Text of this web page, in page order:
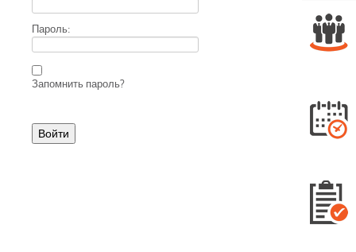
Пароль:
Запомнить пароль?